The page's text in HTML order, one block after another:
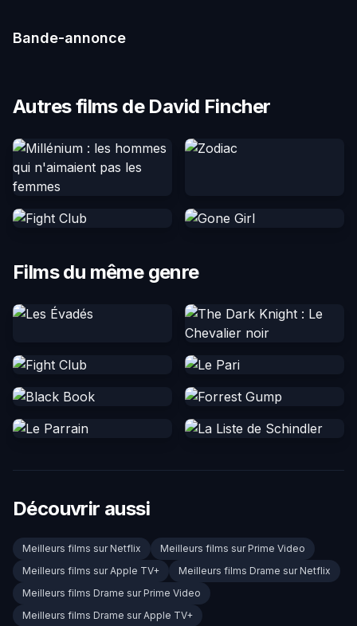
Bande-annonce
Autres films de David Fincher
Films du même genre
Découvrir aussi
Meilleurs films sur Netflix
Meilleurs films sur Prime Video
Meilleurs films sur Apple TV+
Meilleurs films Drame sur Netflix
Meilleurs films Drame sur Prime Video
Meilleurs films Drame sur Apple TV+